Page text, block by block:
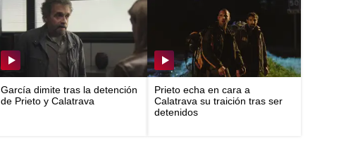
García dimite tras la detención
de Prieto y Calatrava
Prieto echa en cara a
Calatrava su traición tras ser
detenidos